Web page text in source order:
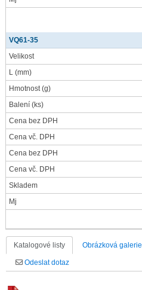
VQ61-35
Velikost
L (mm)
Hmotnost(g)
Balení (ks)
Cena bez DPH
Cena vč. DPH
Cena bez DPH
Cena vč. DPH
Skladem
Mj
Katalogové listy Obrázková galerie
Odeslat dotaz